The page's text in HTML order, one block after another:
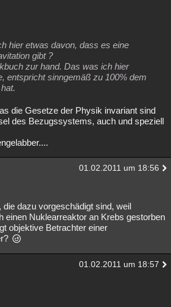
Alle
hier etwas davon, dass es eine
gibt ?
zur hand. Das was ich hier
entspricht sinngemäß zu 100% dem
die Gesetze der Physik invariant sind
des Bezugssystems, auch und speziell
01.02.2011 um 18:56
die dazu vorgeschädigt sind, weil
einen Nuklearreaktor an Krebs gestorben
objektive Betrachter einer
01.02.2011 um 18:57